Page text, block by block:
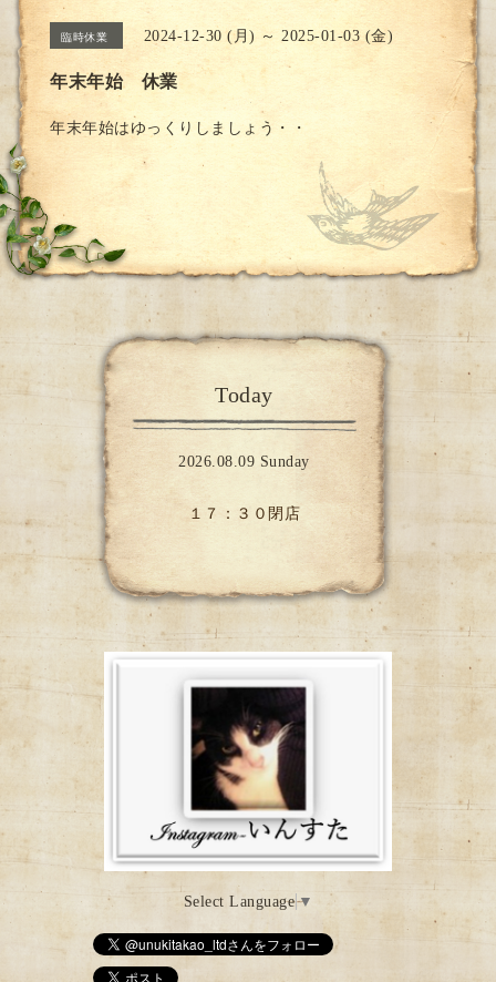
臨時休業 2024-12-30 (月) ～ 2025-01-03 (金)
年末年始 休業
年末年始はゆっくりしましょう・・
Today
2026.08.09 Sunday
１７：３０閉店
Select Language ▼